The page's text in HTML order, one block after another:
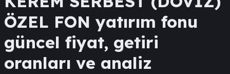
ÖZEL FON yatırım fonu
güncel fiyat, getiri
oranları ve analiz